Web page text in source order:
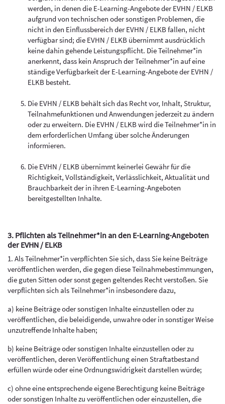
werden, in denen die E-Learning-Angebote der EVHN / ELKB
aufgrund von technischen oder sonstigen Problemen, die
nicht in den Einflussbereich der EVHN / ELKB fallen, nicht
verfügbar sind; die EVHN / ELKB übernimmt ausdrücklich
keine dahin gehende Leistungspflicht. Die Teilnehmer*in
anerkennt, dass kein Anspruch der Teilnehmer*in auf eine
ständige Verfügbarkeit der E-Learning-Angebote der EVHN /
ELKB besteht.
Die EVHN / ELKB behält sich das Recht vor, Inhalt, Struktur,
Teilnahmefunktionen und Anwendungen jederzeit zu ändern
oder zu erweitern. Die EVHN / ELKB wird die Teilnehmer*in in
dem erforderlichen Umfang über solche Änderungen
informieren.
Die EVHN / ELKB übernimmt keinerlei Gewähr für die
Richtigkeit, Vollständigkeit, Verlässlichkeit, Aktualität und
Brauchbarkeit der in ihren E-Learning-Angeboten
bereitgestellten Inhalte.
3. Pflichten als Teilnehmer*in an den E-Learning-Angeboten
der EVHN / ELKB
1. Als Teilnehmer*in verpflichten Sie sich, dass Sie keine Beiträge
veröffentlichen werden, die gegen diese Teilnahmebestimmungen,
die guten Sitten oder sonst gegen geltendes Recht verstoßen. Sie
verpflichten sich als Teilnehmer*in insbesondere dazu,
a) keine Beiträge oder sonstigen Inhalte einzustellen oder zu
veröffentlichen, die beleidigende, unwahre oder in sonstiger Weise
unzutreffende Inhalte haben;
b) keine Beiträge oder sonstigen Inhalte einzustellen oder zu
veröffentlichen, deren Veröffentlichung einen Straftatbestand
erfüllen würde oder eine Ordnungswidrigkeit darstellen würde;
c) ohne eine entsprechende eigene Berechtigung keine Beiträge
oder sonstigen Inhalte zu veröffentlichen oder einzustellen, die